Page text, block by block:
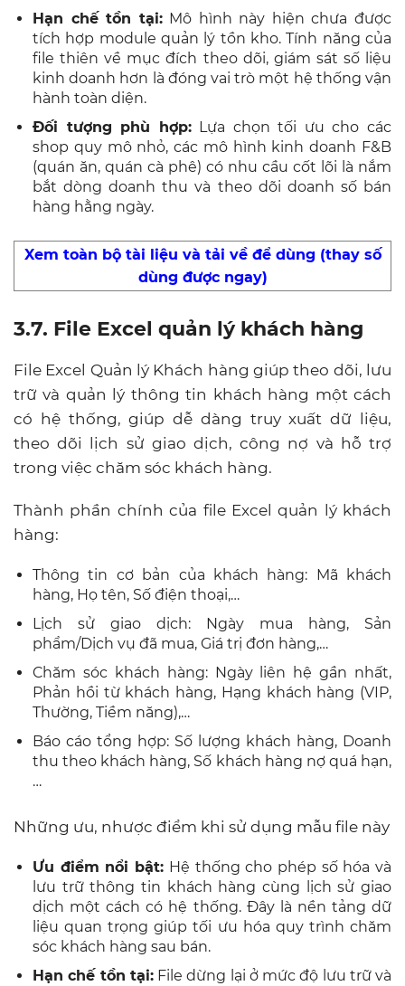
Hạn chế tồn tại:Mô hình này hiện chưa được
tích hợp module quản lý tồn kho. Tính năng của
file thiên về mục đích theo dõi, giám sát số liệu
kinh doanh hơn là đóng vai trò một hệ thống vận
hành toàn diện.
Đối tượng phù hợp:Lựa chọn tối ưu cho các
shop quy mô nhỏ, các mô hình kinh doanh F&B
(quán ăn, quán cà phê) có nhu cầu cốt lõi là nắm
bắt dòng doanh thu và theo dõi doanh số bán
hàng hằng ngày.
Xem toàn bộ tài liệu và tải về để dùng (thay số
dùng được ngay)
3.7. File Excel quản lý khách hàng
File Excel Quản lý Khách hàng giúp theo dõi, lưu
trữ và quản lý thông tin khách hàng một cách
có hệ thống, giúp dễ dàng truy xuất dữ liệu,
theo dõi lịch sử giao dịch, công nợ và hỗ trợ
trong việc chăm sóc khách hàng.
Thành phần chính của file Excel quản lý khách
hàng:
Thông tin cơ bản của khách hàng: Mã khách
hàng, Họ tên, Số điện thoại,…
Lịch sử giao dịch: Ngày mua hàng, Sản
phẩm/Dịch vụ đã mua, Giá trị đơn hàng,…
Chăm sóc khách hàng: Ngày liên hệ gần nhất,
Phản hồi từ khách hàng, Hạng khách hàng (VIP,
Thường, Tiềm năng),…
Báo cáo tổng hợp: Số lượng khách hàng, Doanh
thu theo khách hàng, Số khách hàng nợ quá hạn,
…
Những ưu, nhược điểm khi sử dụng mẫu file này
Ưu điểm nổi bật: Hệ thống cho phép số hóa và
lưu trữ thông tin khách hàng cùng lịch sử giao
dịch một cách có hệ thống. Đây là nền tảng dữ
liệu quan trọng giúp tối ưu hóa quy trình chăm
sóc khách hàng sau bán.
Hạn chế tồn tại:File dừng lại ở mức độ lưu trữ và